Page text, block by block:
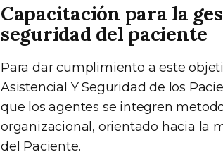
Capacitación para la
seguridad del paciente
Para dar cumplimiento a este
Asistencial Y Seguridad de los
que los agentes se integren
organizacional, orientado hacia la
del Paciente.